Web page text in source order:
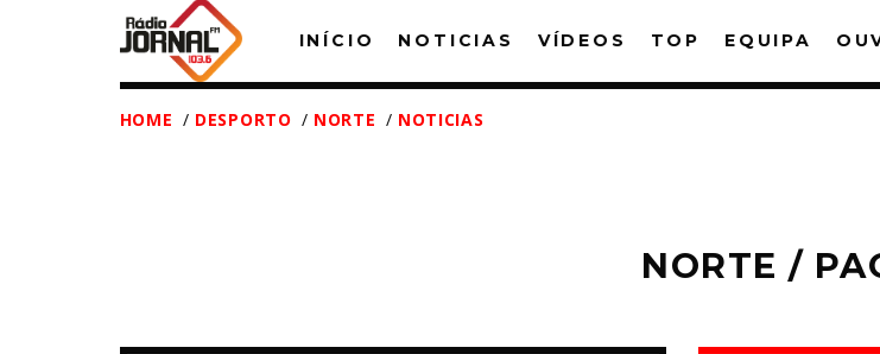
INÍCIO NOTICIAS VÍDEOS TOP EQUIPA
HOME / DESPORTO / NORTE / NOTICIAS
NORTE /